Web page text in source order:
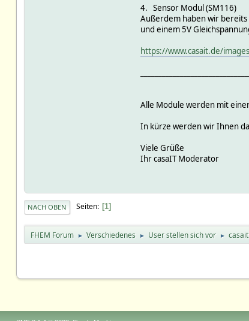
4. Sensor Modul (SM116)
Außerdem haben wir bereits
und einem 5V
https://www.casait.de/
Alle Module werden mit
In kürze werden wir Ihnen
Viele Grüße
Ihr casaIT Moderator
NACH OBEN Seiten 1
FHEM Forum ► Verschiedenes ► User stellen sich vor ►